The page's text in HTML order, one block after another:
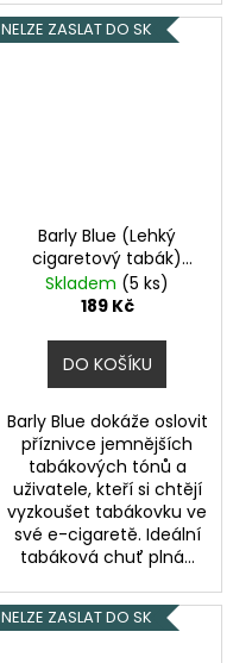
NELZE ZASLAT DO SK
Barly Blue (Lehký
cigaretový tabák)
10ml 8mg
Skladem (5 ks)
189 Kč
DO KOŠÍKU
Barly Blue dokáže oslovit
příznivce jemnějších
tabákových tónů a
uživatele, kteří si chtějí
vyzkoušet tabákovku ve
své e-cigaretě. Ideální
tabáková chuť plná...
NELZE ZASLAT DO SK